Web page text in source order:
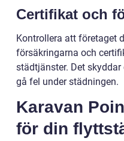
Certifikat och
Kontrollera att företaget
försäkringarna och
städtjänster. Det
gå fel under städningen.
Karavan
för din